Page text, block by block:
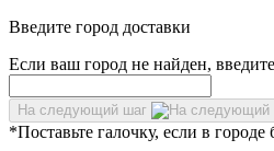
Введите город доставки
Если ваш город не найден,
На следующий шаг
*Поставьте галочку, если в